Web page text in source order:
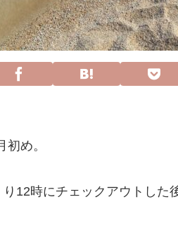
め。
り12時にチェックアウトした